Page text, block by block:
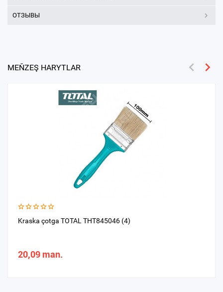
ОТЗЫВЫ
MEŇZEŞ HARYTLAR
Kraska çotga TOTAL THT845046 (4)
20,09 man.